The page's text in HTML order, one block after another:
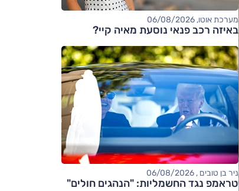
מערכת אוטו, 06/08/2026
באיזה רכב פנאי נוסעת מאיה קיי?
ניר בן טובים , 06/08/2026
טראמפ נגד החשמליות: "הנהגים חולים"